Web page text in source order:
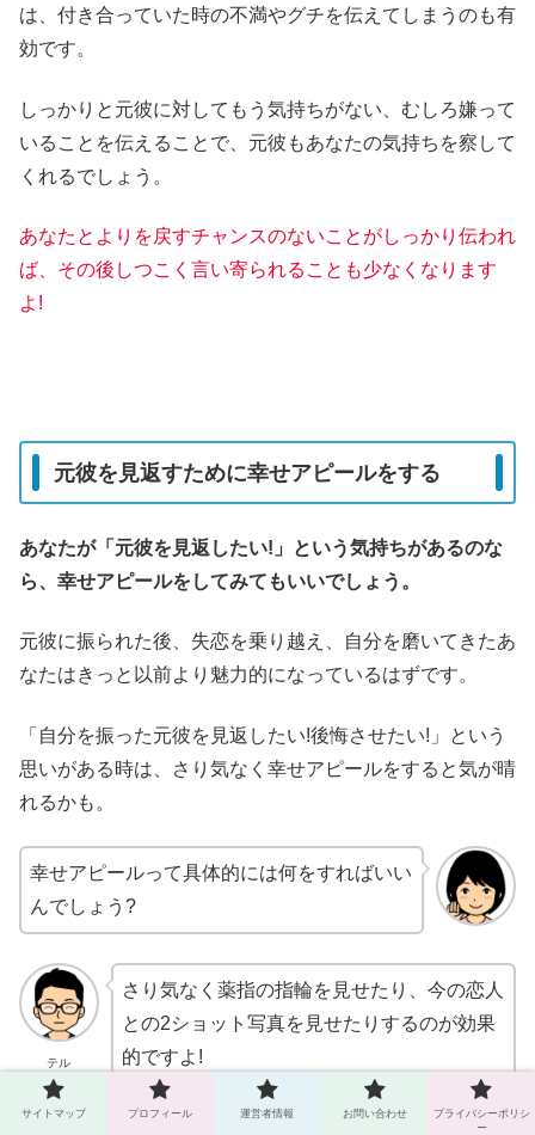
は、付き合っていた時の不満やグチを伝えてしまうのも有
効です。
しっかりと元彼に対してもう気持ちがない、むしろ嫌って
いることを伝えることで、元彼もあなたの気持ちを察して
くれるでしょう。
あなたとよりを戻すチャンスのないことがしっかり伝われ
ば、その後しつこく言い寄られることも少なくなります
よ!
元彼を見返すために幸せアピールをする
あなたが「元彼を見返したい!」という気持ちがあるのな
ら、幸せアピールをしてみてもいいでしょう。
元彼に振られた後、失恋を乗り越え、自分を磨いてきたあ
なたはきっと以前より魅力的になっているはずです。
「自分を振った元彼を見返したい!後悔させたい!」という
思いがある時は、さり気なく幸せアピールをすると気が晴
れるかも。
幸せアピールって具体的には何をすればいい
んでしょう?
テル
さり気なく薬指の指輪を見せたり、今の恋人
との2ショット写真を見せたりするのが効果
的ですよ!
元彼に今の自分の幸せな姿を見せることで、過去の恋愛に
サイトマップ プロフィール 運営者情報 お問い合わせ
プライバシーポリシ
ー